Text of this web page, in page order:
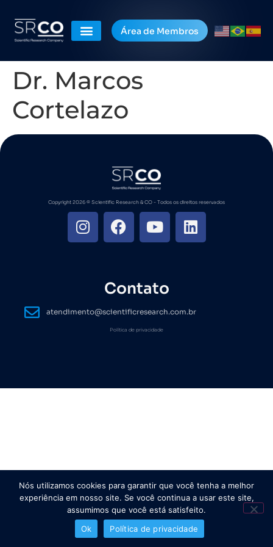
Área de Membros
Dr. Marcos
Cortelazo
Copyright 2026 ©️ Scientific Research & CO - Todos os direitos reservados
Contato
atendimento@scientificresearch.com.br
Política de privacidade
Nós utilizamos cookies para garantir que você tenha a melhor
experiência em nosso site. Se você continua a usar este site,
assumimos que você está satisfeito.
Ok
Política de privacidade